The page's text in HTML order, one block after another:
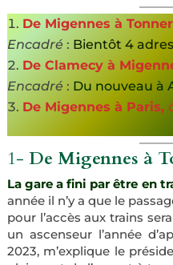
De Migennes à
Encadré: Bientôt 4
De Clamecy à
Encadré : Du nouveau à
De Migennes à Paris,
1- De Migennes à
La gare a fini par être en
année il n’y a que le
pour l’accès aux trains
un ascenseur l’année
2023, m’explique le